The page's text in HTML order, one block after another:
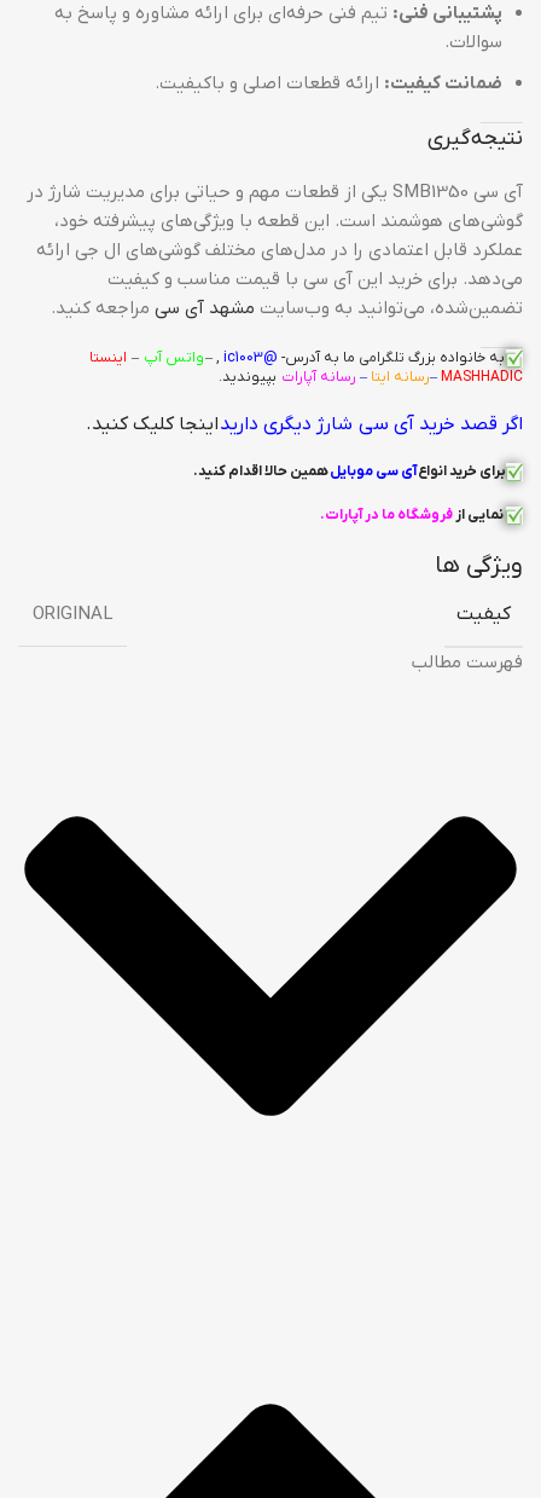
پشتیبانی فنی: تیم فنی حرفه‌ای برای ارائه مشاوره و پاسخ به
سوالات.
ضمانت کیفیت: ارائه قطعات اصلی و باکیفیت.
نتیجه‌گیری
آی سی SMB1350 یکی از قطعات مهم و حیاتی برای مدیریت شارژ در
گوشی‌های هوشمند است. این قطعه با ویژگی‌های پیشرفته خود،
عملکرد قابل اعتمادی را در مدل‌های مختلف گوشی‌های ال جی ارائه
می‌دهد. برای خرید این آی سی با قیمت مناسب و کیفیت
تضمین‌شده، می‌توانید به وب‌سایت مشهد آی سی مراجعه کنید.
به خانواده بزرگ تلگرامی ما به آدرس- @ic1003
, –واتس آپ – اینستا
MASHHADIC
–رسانه ایتا – رسانه آپارات بپیوندید.
اگر قصد خرید آی سی شارژ دیگری داریداینجا کلیک کنید.
برای خرید انواعآی سیموبایلهمین حالا اقدام کنید.
نمایی از فروشگاه ما در آپارات.
ویژگی ها
کیفیت
ORIGINAL
فهرست مطالب